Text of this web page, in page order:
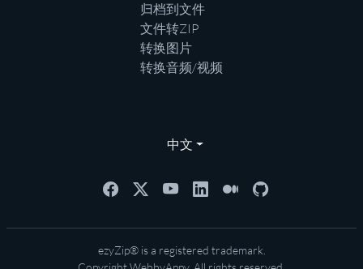
归档到文件
文件转ZIP
转换图片
转换音频/视频
中文
ezyZip® is a registered trademark.